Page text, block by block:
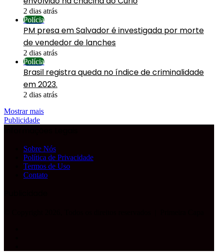
2 dias atrás
Polícia
PM presa em Salvador é investigada por morte
de vendedor de lanches
2 dias atrás
Polícia
Brasil registra queda no índice de criminalidade
em 2023.
2 dias atrás
Mostrar mais
Publicidade
Sobre Nós
Política de Privacidade
Termos de Uso
Contato